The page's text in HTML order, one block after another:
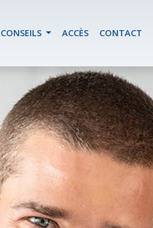
CONSEILS ACCÈS CONTACT